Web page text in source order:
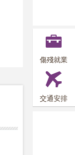
傷殘就業
交通安排